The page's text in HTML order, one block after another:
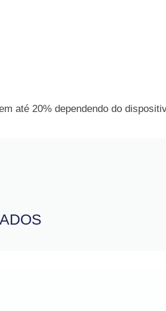
até 20% dependendo do